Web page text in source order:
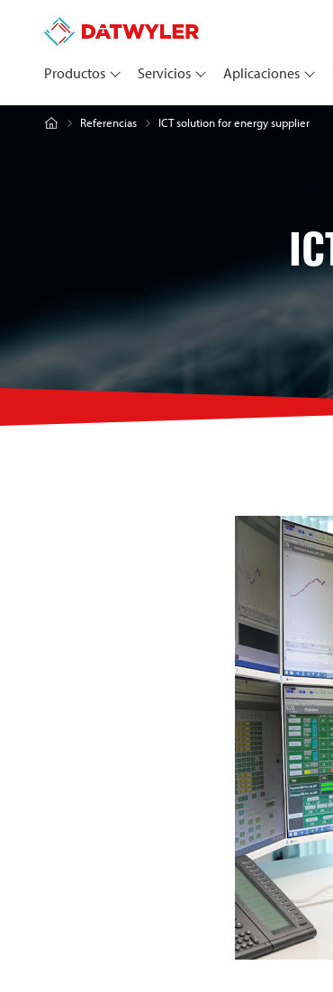
Productos Servicios Aplicaciones
Referencias ICT solution for energy supplier